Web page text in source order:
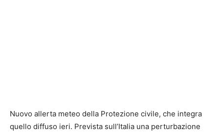
Nuovo allerta meteo della Protezione civile, che integra
quello diffuso ieri. Prevista sull’Italia una perturbazione